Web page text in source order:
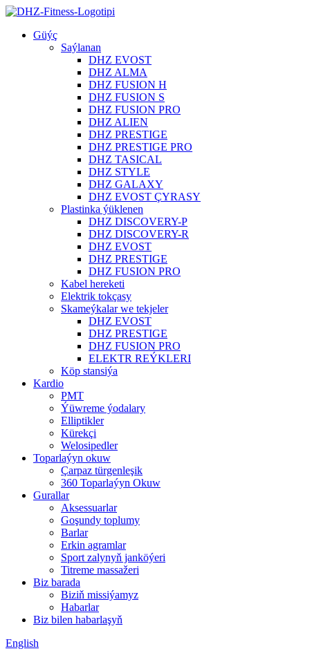
Güýç
Saýlanan
DHZ EVOST
DHZ ALMA
DHZ FUSION H
DHZ FUSION S
DHZ FUSION PRO
DHZ ALIEN
DHZ PRESTIGE
DHZ PRESTIGE PRO
DHZ TASICAL
DHZ STYLE
DHZ GALAXY
DHZ EVOST ÇYRASY
Plastinka ýüklenen
DHZ DISCOVERY-P
DHZ DISCOVERY-R
DHZ EVOST
DHZ PRESTIGE
DHZ FUSION PRO
Kabel hereketi
Elektrik tokçasy
Skameýkalar we tekjeler
DHZ EVOST
DHZ PRESTIGE
DHZ FUSION PRO
ELEKTR REÝKLERI
Köp stansiýa
Kardio
PMT
Ýüwreme ýodalary
Elliptikler
Kürekçi
Welosipedler
Toparlaýyn okuw
Çarpaz türgenleşik
360 Toparlaýyn Okuw
Gurallar
Aksessuarlar
Goşundy toplumy
Barlar
Erkin agramlar
Sport zalynyň janköýeri
Titreme massažeri
Biz barada
Biziň missiýamyz
Habarlar
Biz bilen habarlaşyň
English